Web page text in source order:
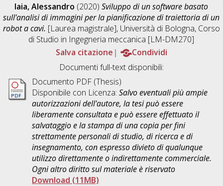
Iaia, Alessandro (2020)Sviluppo di un software basato
sull'analisi di immagini per la pianificazione di traiettoria di un
robot a cavi. [Laurea magistrale], Università di Bologna, Corso
di Studio in Ingegneria meccanica [LM-DM270]
Salva citazione
Condividi
Documenti full-text disponibili:
Documento PDF (Thesis)
Disponibile con Licenza: Salvo eventuali più ampie
autorizzazioni dell'autore, la tesi può essere
liberamente consultata e può essere effettuato il
salvataggio e la stampa di una copia per fini
strettamente personali di studio, di ricerca e di
insegnamento, con espresso divieto di qualunque
utilizzo direttamente o indirettamente commerciale.
Ogni altro diritto sul materiale è riservato
Download (11MB)